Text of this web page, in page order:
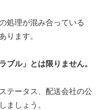
処理が混み合っている
ります。
ブル」とは限りません。
テータス、配送会社の公
ましょう。